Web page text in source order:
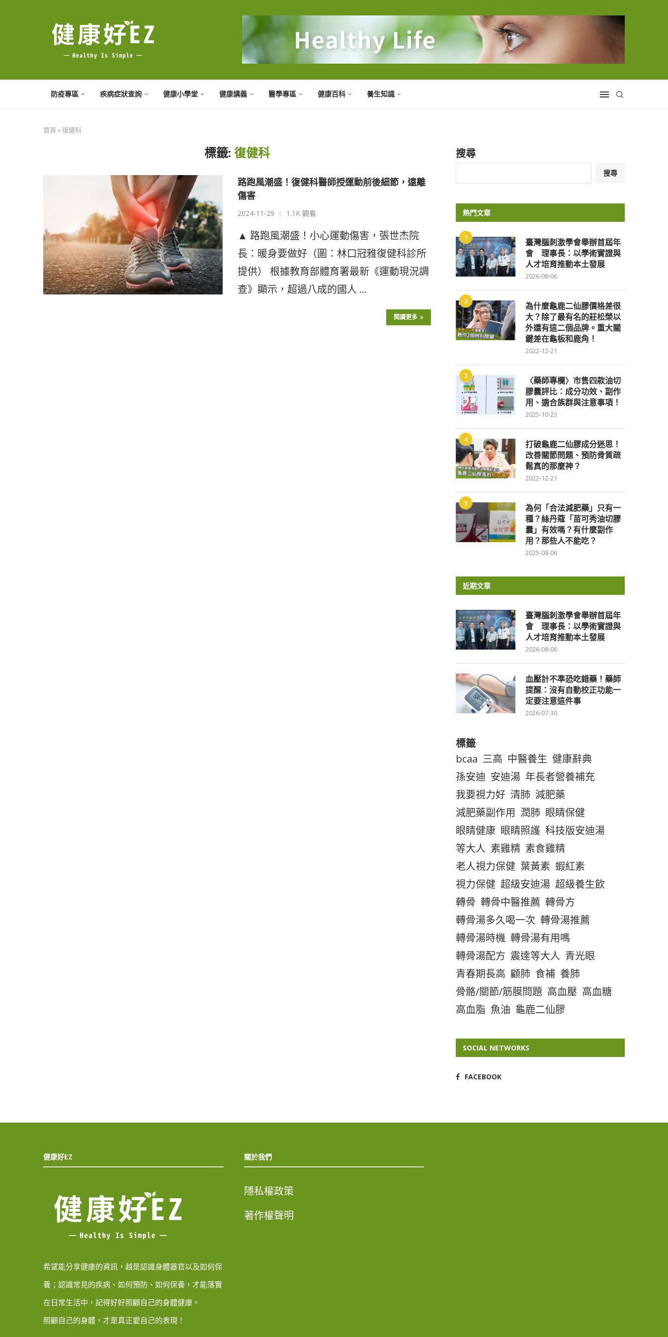
防疫專區 疾病症狀查詢 健康小學堂 健康講義 醫學專區 健康百科 養生知識
首頁 »復健科
標籤: 復健科
路跑風潮盛！復健科醫師授運動前後細節，遠離
傷害
2024-11-29 1.1K 觀看
▲ 路跑風潮盛！小心運動傷害，張世杰院
長：暖身要做好（圖：林口冠雅復健科診所
提供） 根據教育部體育署最新《運動現況調
查》顯示，超過八成的國人 …
閱讀更多
搜尋
搜尋
熱門文章
1
臺灣腦刺激學會舉辦首屆年
會 理事長：以學術實證與
人才培育推動本土發展
2026-08-06
2
為什麼龜鹿二仙膠價格差很
大？除了最有名的莊松榮以
外還有這二個品牌。重大關
鍵差在龜板和鹿角！
2022-12-21
3
〈藥師專欄〉市售四款油切
膠囊評比：成分功效、副作
用、適合族群與注意事項！
2025-10-23
4
打破龜鹿二仙膠成分迷思！
改善關節問題、預防骨質疏
鬆真的那麼神？
2022-12-21
5
為何「合法減肥藥」只有一
種？絲丹蔻「苗可秀油切膠
囊」有效嗎？有什麼副作
用？那些人不能吃？
2025-08-06
近期文章
臺灣腦刺激學會舉辦首屆年
會 理事長：以學術實證與
人才培育推動本土發展
2026-08-06
血壓計不準恐吃錯藥！藥師
提醒：沒有自動校正功能一
定要注意這件事
2026-07-30
標籤
bcaa 三高 中醫養生 健康辭典
孫安迪 安迪湯 年長者營養補充
我要視力好 清肺 減肥藥
減肥藥副作用 潤肺 眼睛保健
眼睛健康 眼睛照護 科技版安迪湯
等大人 素雞精 素食雞精
老人視力保健 葉黃素 蝦紅素
視力保健 超級安迪湯 超級養生飲
轉骨 轉骨中醫推薦 轉骨方
轉骨湯多久喝一次 轉骨湯推薦
轉骨湯時機 轉骨湯有用嗎
轉骨湯配方 震達等大人 青光眼
青春期長高 顧肺 食補 養肺
骨骼/關節/筋膜問題 高血壓 高血糖
高血脂 魚油 龜鹿二仙膠
SOCIAL NETWORKS
FACEBOOK
健康好EZ
希望能分享健康的資訊，越是認識身體器官以及如何保
養；認識常見的疾病、如何預防、如何保養，才能落實
在日常生活中，記得好好照顧自己的身體健康。
照顧自己的身體，才是真正愛自己的表現！
關於我們
隱私權政策
著作權聲明